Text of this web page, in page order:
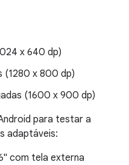
x 640 dp)
(1280 x 800 dp)
(1600 x 900 dp)
para testar a
adaptáveis:
com tela externa